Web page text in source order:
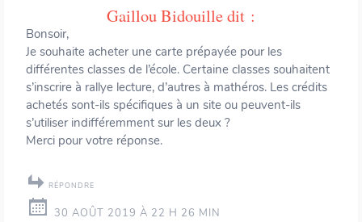
Gaillou Bidouilledit :
Bonsoir,
Je souhaite acheter une carte prépayée pour les
différentes classes de l’école. Certaine classes souhaitent
s’inscrire à rallye lecture, d’autres à mathéros. Les crédits
achetés sont-ils spécifiques à un site ou peuvent-ils
s’utiliser indifféremment sur les deux ?
Merci pour votre réponse.
RÉPONDRE
30 AOÛT 2019 À 22 H 26 MIN